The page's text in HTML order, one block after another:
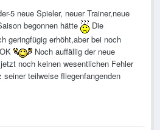
5 neue Spieler, neuer Trainer,neue
begonnen hätte
Die
geringfügig erhöht,aber bei noch
Noch auffällig der neue
noch keinen wesentlichen Fehler
teilweise fliegenfangenden